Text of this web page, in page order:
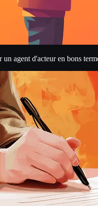
agent d'acteur en bons